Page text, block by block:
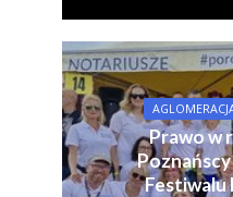
Prawo w
Festiwalu